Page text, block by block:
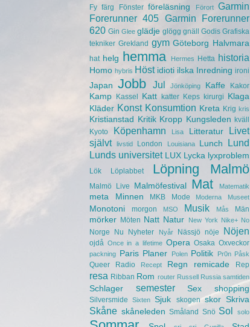
Fy färg Fönster föreläsning Förort
Garmin
Forerunner 405 Garmin Forerunner
620 Gin Glee glädje glögg gnäll Godis Grafiska
tekniker Grekland gym Göteborg Halvmara
hat helg hemma Hermes Hetta historia
Homo hybris Höst idioti ilska Inredning ironi
Japan Jobb Jul Jönköping Kaffe Kakor
Kamp Kassel Katt katter Keps kirurgi
Klaga
Kläder Konst Konsumtion Kreta Krig kris
Kristianstad Kritik Kropp Kungsleden kväll
Kyoto
Köpenhamn Lisa Litteratur
Livet
självt
livstid London Louisiana Lunch
Lund
Lunds universitet LUX Lycka lyxproblem
Lök Löplabbet Löpning Malmö
Malmö Live Malmöfestival Mat Matematik
meta Minnen MKB Mode Moderna Museet
Monotoni morgon MSO Musik Mås Män
mörker Möten Natt Natur New York Nike+ No
Norge Nu Nyheter Nyår Nässjö nöje Nöjen
ojdå Once in a lifetime Opera Osaka Oxveckor
packning Paris Planer Polen Politik Pr0n Påsk
Queer Radio Recept Regn remicade Rep
resa Ribban Rom router Russell Russia samtiden
Schlager semester Sex shopping
Silversmide Sixten Sjuk skogen skor Skriva
Skåne skåneleden Småland Snö Sol solo